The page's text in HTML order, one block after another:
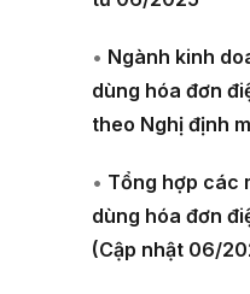
• Ngành kinh
dùng hóa đơn
theo Nghị định
• Tổng hợp các
dùng hóa đơn
(Cập nhật 06/